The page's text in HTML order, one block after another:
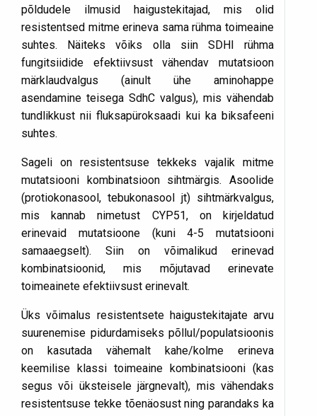
põldudele ilmusid haigustekitajad, mis olid
resistentsed mitme erineva sama rühma toimeaine
suhtes. Näiteks võiks olla siin SDHI rühma
fungitsiidide efektiivsust vähendav mutatsioon
märklaudvalgus (ainult ühe aminohappe
asendamine teisega SdhC valgus), mis vähendab
tundlikkust nii fluksapüroksaadi kui ka biksafeeni
suhtes.
Sageli on resistentsuse tekkeks vajalik mitme
mutatsiooni kombinatsioon sihtmärgis. Asoolide
(protiokonasool, tebukonasool jt) sihtmärkvalgus,
mis kannab nimetust CYP51, on kirjeldatud
erinevaid mutatsioone (kuni 4-5 mutatsiooni
samaaegselt). Siin on võimalikud erinevad
kombinatsioonid, mis mõjutavad erinevate
toimeainete efektiivsust erinevalt.
Üks võimalus resistentsete haigustekitajate arvu
suurenemise pidurdamiseks põllul/populatsioonis
on kasutada vähemalt kahe/kolme erineva
keemilise klassi toimeaine kombinatsiooni (kas
segus või üksteisele järgnevalt), mis vähendaks
resistentsuse tekke tõenäosust ning parandaks ka